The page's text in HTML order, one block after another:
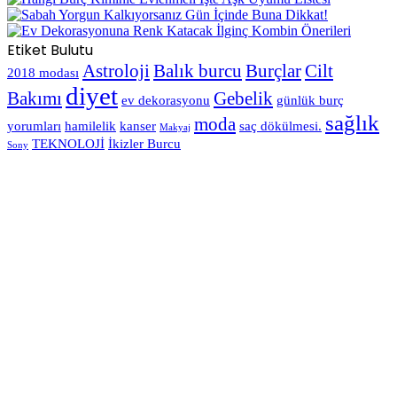
Etiket Bulutu
2018 modası Astroloji Balık burcu BurçlarCilt
Bakımı diyet ev dekorasyonu Gebelik günlük burç
yorumları hamilelik kanser Makyaj moda saç dökülmesi. sağlık
Sony TEKNOLOJİ İkizler Burcu